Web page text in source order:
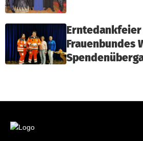
Frauenbundes